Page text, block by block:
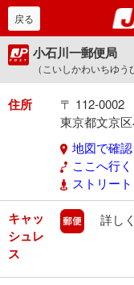
戻る
小石川一郵便局
（こいしかわいちゆう
住所
〒 112-0002
東京都文京
地図で確認
ここへ行く
ストリー
キャッ
シュレ
ス
郵便
詳し